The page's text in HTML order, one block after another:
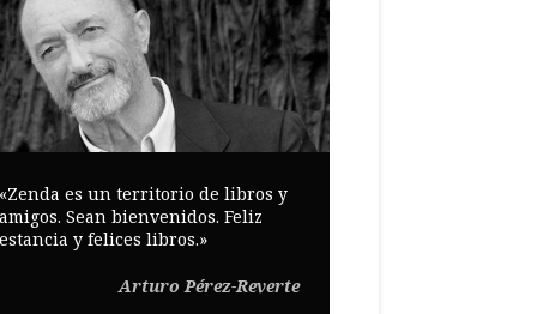
es un territorio de libros y
Sean bienvenidos. Feliz
y felices libros.»
Arturo Pérez-Reverte